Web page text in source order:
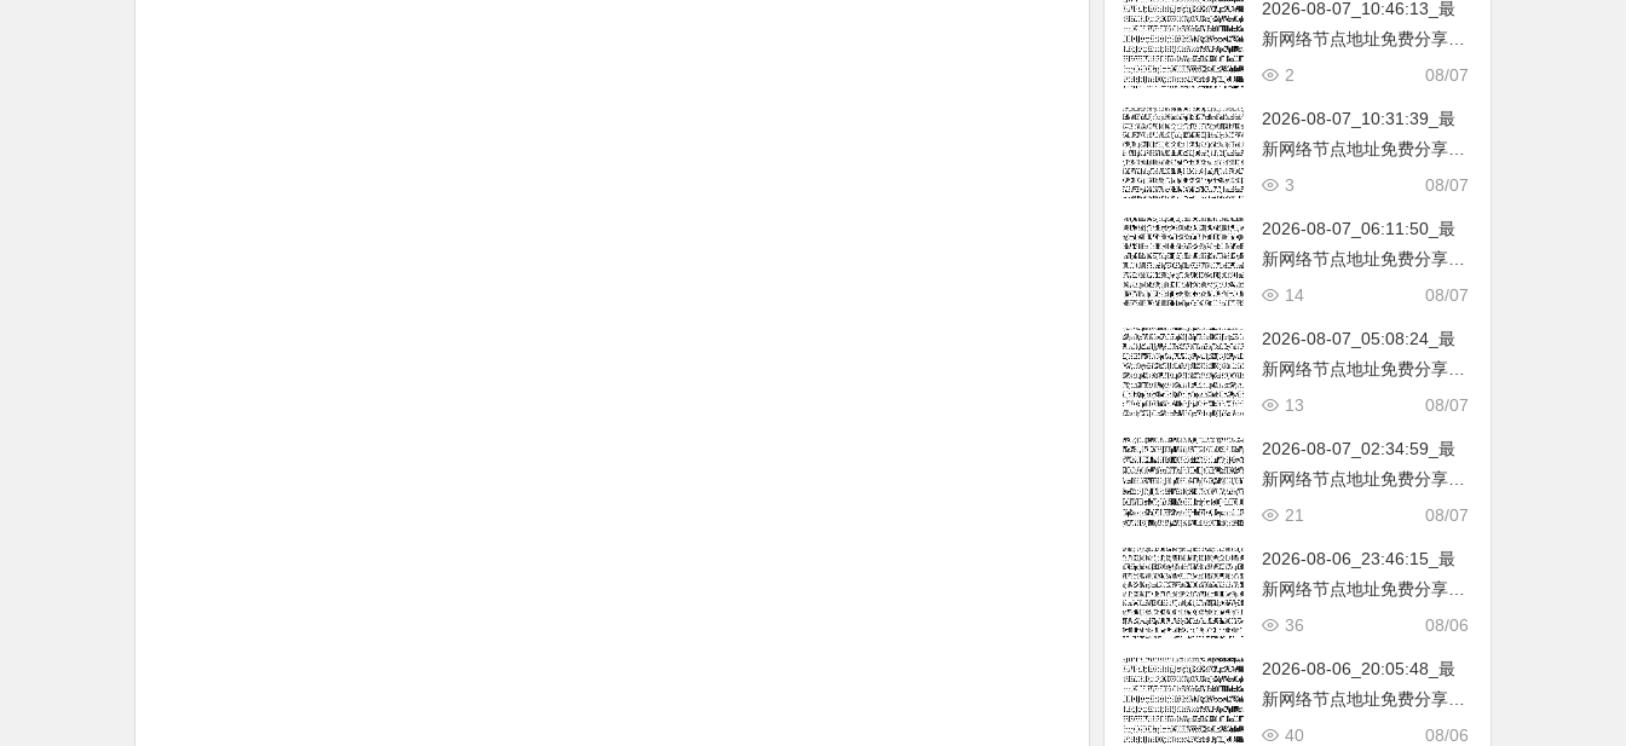
2026-08-07_10:46:13_最
新网络节点地址免费分享…
不定期更新…开放免费分享
韩国|新加坡|台湾|马来西亚|
…
08/07
2
2026-08-07_10:31:39_最
新网络节点地址免费分享…
不定期更新…开放免费分享
韩国|新加坡|台湾|马来西亚|
…
08/07
3
2026-08-07_06:11:50_最
新网络节点地址免费分享…
不定期更新…开放免费分享
韩国|新加坡|台湾|马来西亚|
…
08/07
14
2026-08-07_05:08:24_最
新网络节点地址免费分享…
不定期更新…开放免费分享
韩国|新加坡|台湾|马来西亚|
…
08/07
13
2026-08-07_02:34:59_最
新网络节点地址免费分享…
不定期更新…开放免费分享
韩国|新加坡|台湾|马来西亚|
…
08/07
21
2026-08-06_23:46:15_最
新网络节点地址免费分享…
不定期更新…开放免费分享
韩国|新加坡|台湾|马来西亚|
…
08/06
36
2026-08-06_20:05:48_最
新网络节点地址免费分享…
不定期更新…开放免费分享
08/06
40